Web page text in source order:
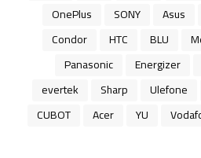
Asus
SONY
OnePlus
BLU
HTC
Condor
Energizer
Panasonic
Ulefone
Sharp
evertek
YU
Acer
CUBOT